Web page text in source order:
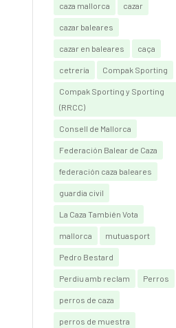
caza mallorca cazar
cazar baleares
cazar en baleares caça
cetrería Compak Sporting
Compak Sporting y Sporting
(RRCC)
Consell de Mallorca
Federación Balear de Caza
federación caza baleares
guardia civil
La Caza También Vota
mallorca mutuasport
Pedro Bestard
Perdiu amb reclam Perros
perros de caza
perros de muestra